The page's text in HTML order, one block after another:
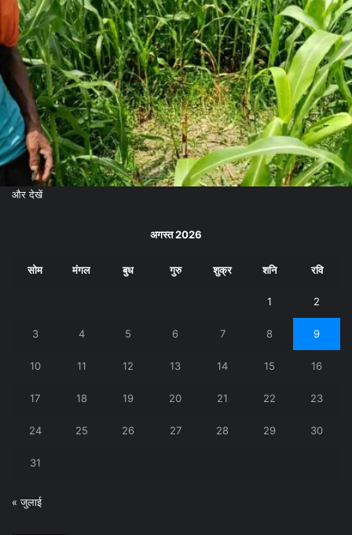
और देखें
अगस्त 2026
सोम मंगल बुध गुरु शुक्र शनि रवि
1 2
3 4 5 6 7 8 9
10 11 12 13 14 15 16
17 18 19 20 21 22 23
24 25 26 27 28 29 30
31
« जुलाई